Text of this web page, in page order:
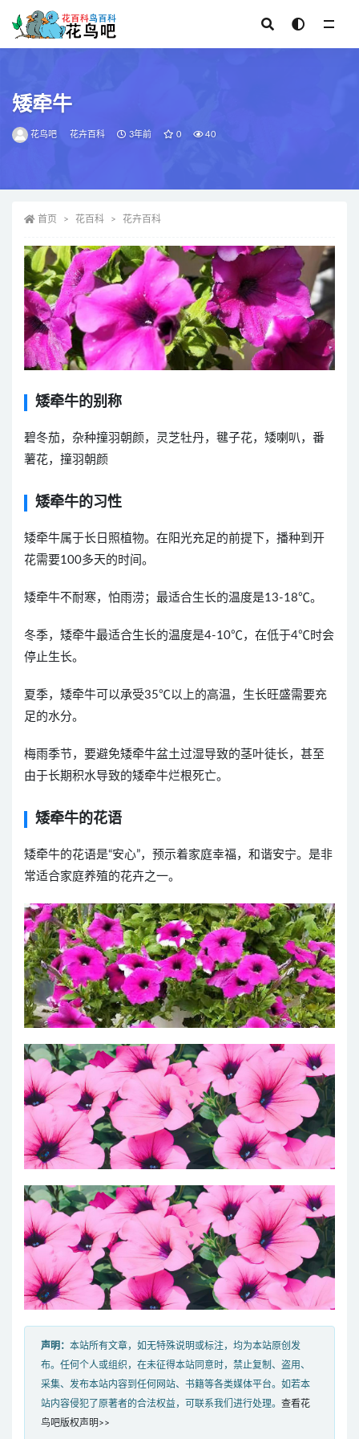
矮牵牛
花鸟吧 花卉百科 3年前 0 40
首页 花百科 花卉百科
矮牵牛的别称
碧冬茄，杂种撞羽朝颜，灵芝牡丹，毽子花，矮喇叭，番
薯花，撞羽朝颜
矮牵牛的习性
矮牵牛属于长日照植物。在阳光充足的前提下，播种到开
花需要100多天的时间。
矮牵牛不耐寒，怕雨涝；最适合生长的温度是13-18℃。
冬季，矮牵牛最适合生长的温度是4-10℃，在低于4℃时会
停止生长。
夏季，矮牵牛可以承受35℃以上的高温，生长旺盛需要充
足的水分。
梅雨季节，要避免矮牵牛盆土过湿导致的茎叶徒长，甚至
由于长期积水导致的矮牵牛烂根死亡。
矮牵牛的花语
矮牵牛的花语是“安心”，预示着家庭幸福，和谐安宁。是非
常适合家庭养殖的花卉之一。
声明： 本站所有文章，如无特殊说明或标注，均为本站原创发
布。任何个人或组织，在未征得本站同意时，禁止复制、盗用、
采集、发布本站内容到任何网站、书籍等各类媒体平台。如若本
站内容侵犯了原著者的合法权益，可联系我们进行处理。 查看花
鸟吧版权声明>>